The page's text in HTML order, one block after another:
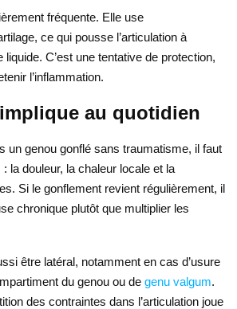
fréquente. Elle use
ce qui pousse l’articulation à
liquide. C’est une tentative de protection,
l’inflammation.
au quotidien
un genou gonflé sans traumatisme, il faut
la douleur, la chaleur locale et la
Si le gonflement revient régulièrement, il
chronique plutôt que multiplier les
être latéral, notamment en cas d’usure
du genou ou de genu valgum.
des contraintes dans l’articulation joue